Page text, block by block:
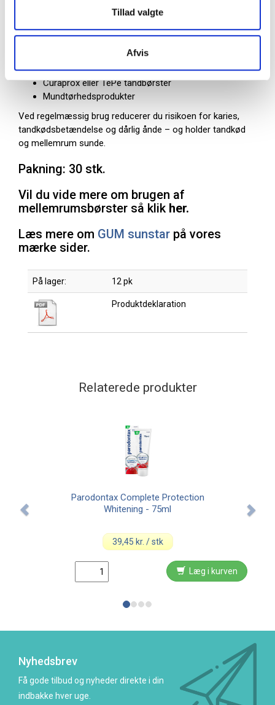
Tillad valgte
Afvis
Kan bruges sammen med
Mundskyl til daglig brug (fx GUM Paroex eller
Original White)
Curaprox eller TePe tandbørster
Mundtørhedsprodukter
Ved regelmæssig brug reducerer du risikoen for karies,
tandkødsbetændelse og dårlig ånde – og holder tandkød
og mellemrum sunde.
Pakning: 30 stk.
Vil du vide mere om brugen af
mellemrumsbørster så klik her.
Læs mere om GUM sunstar på vores
mærke sider.
På lager: 12 pk
Produktdeklaration
Relaterede produkter
Parodontax Complete Protection
Whitening - 75ml
39,45 kr. / stk
Læg i kurven
Nyhedsbrev
Få gode tilbud og nyheder direkte i din
indbakke hver uge.